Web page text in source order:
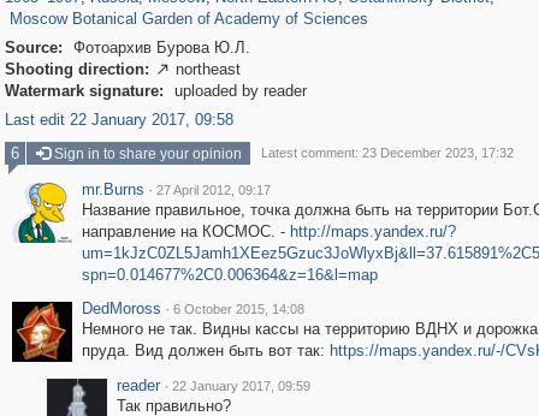
Moscow Botanical Garden of Academy of Sciences
Source:
Фотоархив Бурова Ю.Л.
Shooting direction:  northeast
Watermark signature:
uploaded by reader
Last edit 22 January 2017, 09:58
6
Sign in to share your opinion Latest comment: 23 December 2023, 17:32
mr.Burns · 27 April 2012, 09:17
Название правильное, точка должна быть на территории
направление на КОСМОС. - http://maps.yandex.ru/?
spn=0.014677%2C0.006364&z=16&l=map
DedMoross · 6 October 2015, 14:08
Немного не так. Видны кассы на территорию ВДНХ и
пруда. Вид должен быть вот так: https://maps.yandex.ru/-/
reader · 22 January 2017, 09:59
Так правильно?